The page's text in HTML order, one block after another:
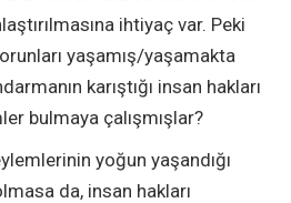
ihtiyaç var. Peki
yaşamış/yaşamakta
karıştığı insan hakları
bulmaya çalışmışlar?
yoğun yaşandığı
da, insan hakları